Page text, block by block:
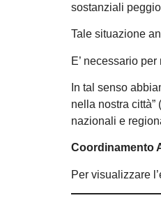
sostanziali
Tale situazione
E’ necessario
In tal senso
nella nostra città”
nazionali e
Coordinamento
Per visualizzare